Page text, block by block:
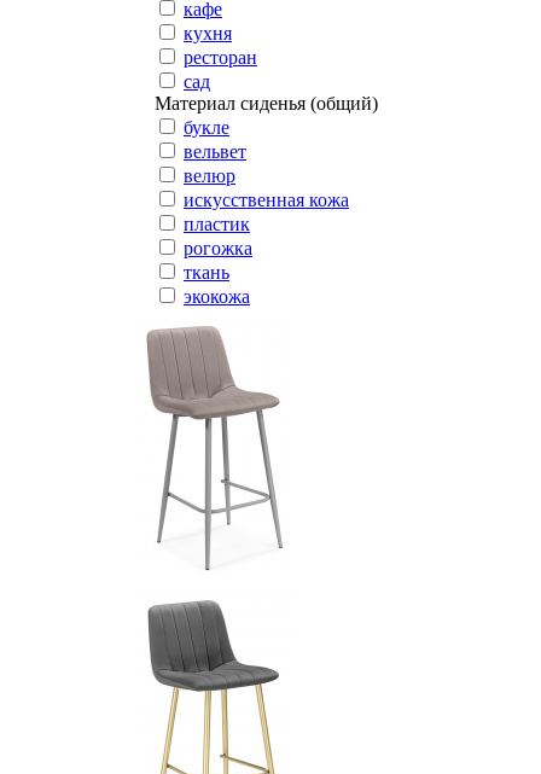
кафе
кухня
ресторан
сад
Материал сиденья (общий)
букле
вельвет
велюр
искусственная кожа
пластик
рогожка
ткань
экокожа